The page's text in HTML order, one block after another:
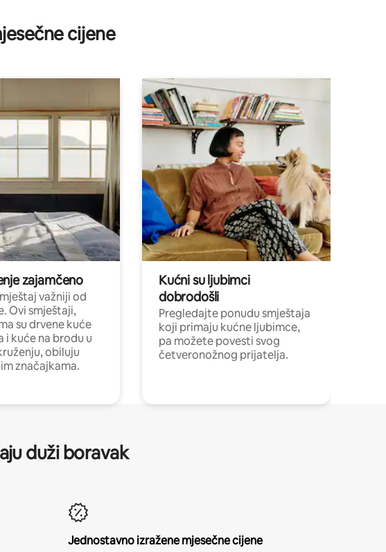
cijene
zajamčeno
važniji od
Ovi smještaji,
su drvene kuće
i kuće na brodu u
obiluju
značajkama.
Kućni su ljubimci
dobrodošli
Pregledajte ponudu smještaja
koji primaju kućne ljubimce,
pa možete povesti svog
četveronožnog prijatelja.
duži boravak
Jednostavno izražene mjesečne cijene